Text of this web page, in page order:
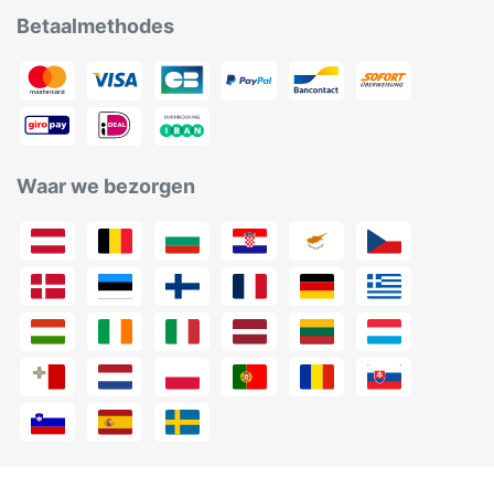
Betaalmethodes
Waar we bezorgen